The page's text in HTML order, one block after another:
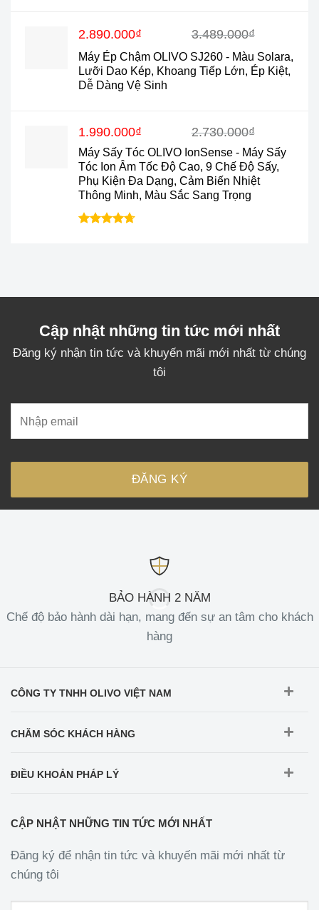
Máy Ép Chậm OLIVO SJ260 - Màu Solara,
Lưỡi Dao Kép, Khoang Tiếp Lớn, Ép Kiệt,
Dễ Dàng Vệ Sinh
3.489.000₫
Giá
là:
3.489.000₫.
2.890.000₫
Giá
tại
là:
2.890.000₫.
Máy Sấy Tóc OLIVO IonSense - Máy Sấy
Tóc Ion Âm Tốc Độ Cao, 9 Chế Độ Sấy,
Phụ Kiện Đa Dạng, Cảm Biến Nhiệt
Thông Minh, Màu Sắc Sang Trọng
2.730.000₫
Giá
là:
2.730.000₫.
1.990.000₫
tại
là:
1.990.000₫.
Cập nhật những tin tức mới nhất
Đăng ký nhận tin tức và khuyến mãi mới nhất từ chúng
tôi
BẢO HÀNH 2 NĂM
Chế độ bảo hành dài hạn, mang đến sự an tâm cho khách
hàng
CÔNG TY TNHH OLIVO VIỆT NAM
CHĂM SÓC KHÁCH HÀNG
ĐIỀU KHOẢN PHÁP LÝ
CẬP NHẬT NHỮNG TIN TỨC MỚI NHẤT
Đăng ký để nhận tin tức và khuyến mãi mới nhất từ
chúng tôi